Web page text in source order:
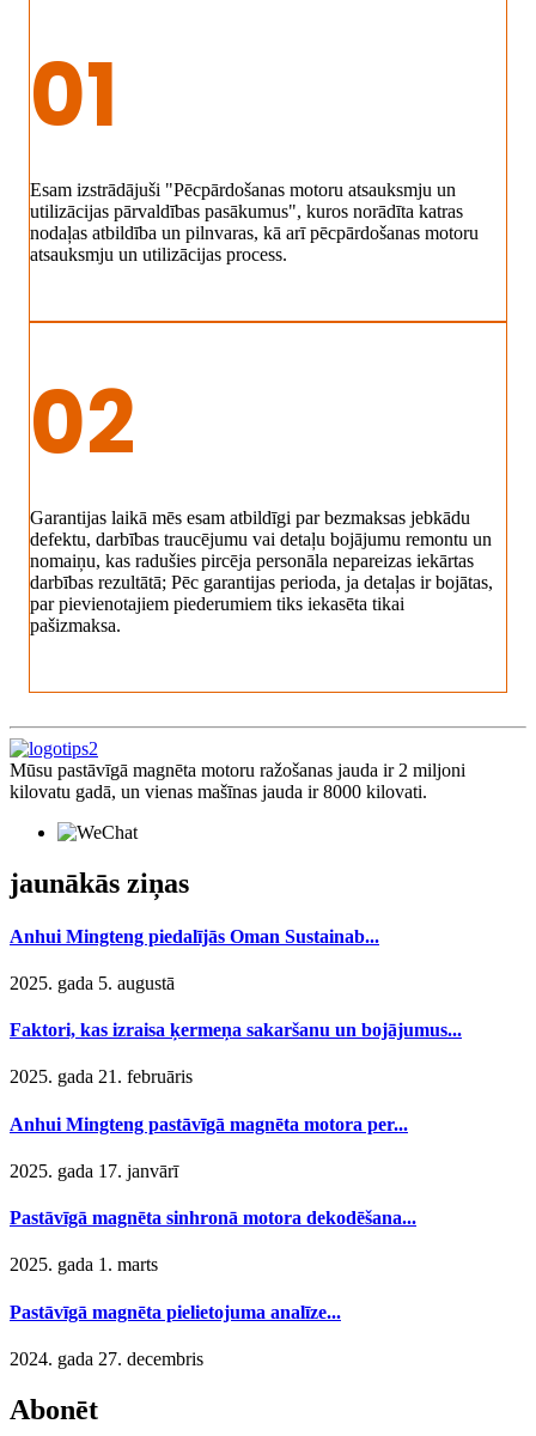
01
Esam izstrādājuši "Pēcpārdošanas motoru atsauksmju un
utilizācijas pārvaldības pasākumus", kuros norādīta katras
nodaļas atbildība un pilnvaras, kā arī pēcpārdošanas motoru
atsauksmju un utilizācijas process.
02
Garantijas laikā mēs esam atbildīgi par bezmaksas jebkādu
defektu, darbības traucējumu vai detaļu bojājumu remontu un
nomaiņu, kas radušies pircēja personāla nepareizas iekārtas
darbības rezultātā; Pēc garantijas perioda, ja detaļas ir bojātas,
par pievienotajiem piederumiem tiks iekasēta tikai
pašizmaksa.
Mūsu pastāvīgā magnēta motoru ražošanas jauda ir 2 miljoni
kilovatu gadā, un vienas mašīnas jauda ir 8000 kilovati.
jaunākās ziņas
Anhui Mingteng piedalījās Oman Sustainab...
2025. gada 5. augustā
Faktori, kas izraisa ķermeņa sakaršanu un bojājumus...
2025. gada 21. februāris
Anhui Mingteng pastāvīgā magnēta motora per...
2025. gada 17. janvārī
Pastāvīgā magnēta sinhronā motora dekodēšana...
2025. gada 1. marts
Pastāvīgā magnēta pielietojuma analīze...
2024. gada 27. decembris
Abonēt